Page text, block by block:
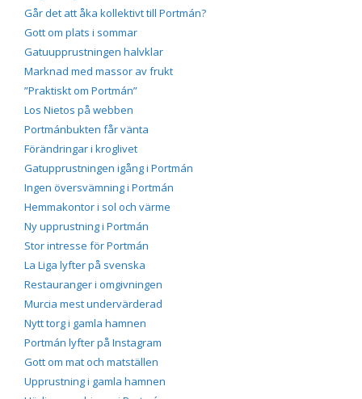
Går det att åka kollektivt till Portmán?
Gott om plats i sommar
Gatuupprustningen halvklar
Marknad med massor av frukt
”Praktiskt om Portmán”
Los Nietos på webben
Portmánbukten får vänta
Förändringar i kroglivet
Gatupprustningen igång i Portmán
Ingen översvämning i Portmán
Hemmakontor i sol och värme
Ny upprustning i Portmán
Stor intresse för Portmán
La Liga lyfter på svenska
Restauranger i omgivningen
Murcia mest undervärderad
Nytt torg i gamla hamnen
Portmán lyfter på Instagram
Gott om mat och matställen
Upprustning i gamla hamnen